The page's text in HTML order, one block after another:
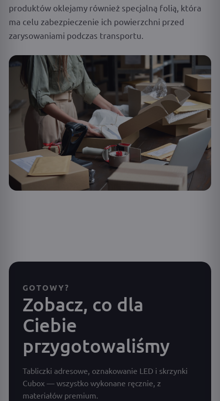
produktów oklejamy również specjalną folią, która
ma celu zabezpieczenie ich powierzchni przed
zarysowaniami podczas transportu.
GOTOWY?
Zobacz, co dla
Ciebie
przygotowaliśmy
Tabliczki adresowe, oznakowanie LED i skrzynki
Cubox — wszystko wykonane ręcznie, z
materiałów premium.